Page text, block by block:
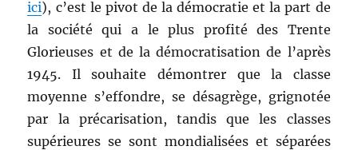
ici), c’est le pivot de la démocratie et la part de
la société qui a le plus profité des Trente
Glorieuses et de la démocratisation de l’après
1945. Il souhaite démontrer que la classe
moyenne s’effondre, se désagrège, grignotée
par la précarisation, tandis que les classes
supérieures se sont mondialisées et séparées